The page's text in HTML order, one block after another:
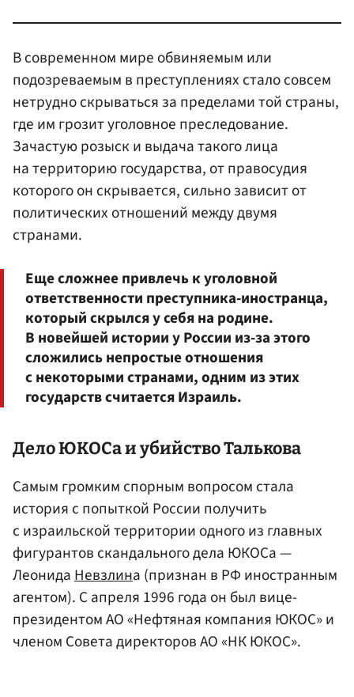
В современном мире обвиняемым или
подозреваемым в преступлениях стало совсем
нетрудно скрываться за пределами той страны,
где им грозит уголовное преследование.
Зачастую розыск и выдача такого лица
на территорию государства, от правосудия
которого он скрывается, сильно зависит от
политических отношений между двумя
странами.
Еще сложнее привлечь к уголовной
ответственности преступника-иностранца,
который скрылся у себя на родине.
В новейшей истории у России из-за этого
сложились непростые отношения
с некоторыми странами, одним из этих
государств считается Израиль.
Дело ЮКОСа и убийство Талькова
Самым громким спорным вопросом стала
история с попыткой России получить
с израильской территории одного из главных
фигурантов скандального дела ЮКОСа —
ЛеонидаНевзлина (признан в РФ иностранным
агентом). С апреля 1996 года он был вице-
президентом АО «Нефтяная компания ЮКОС» и
членом Совета директоров АО «НК ЮКОС».